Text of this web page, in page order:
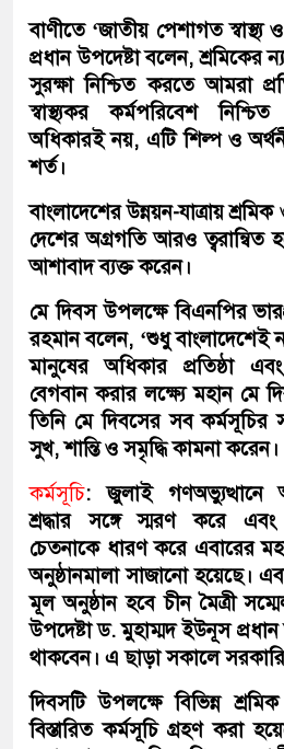
বাণীতে ‘জাতীয় পেশাগত
প্রধান উপদেষ্টা বলেন, শ্রমিকের
সুরক্ষা নিশ্চিত করতে আমরা
স্বাস্থ্যকর কর্মপরিবেশ
অধিকারই নয়, এটি শিল্প ও
শর্ত।
বাংলাদেশের উন্নয়ন-যাত্রায়
দেশের অগ্রগতি আরও ত্বরান্বিত
আশাবাদ ব্যক্ত করেন।
মে দিবস উপলক্ষে বিএনপির
রহমান বলেন, ‘শুধু বাংলাদেশেই
মানুষের অধিকার প্রতিষ্ঠা
বেগবান করার লক্ষ্যে মহান মে
তিনি মে দিবসের সব কর্মসূচির
সুখ, শান্তি ও সমৃদ্ধি কামনা করেন।
কর্মসূচি: জুলাই গণঅভ্যুত্থানে
শ্রদ্ধার সঙ্গে স্মরণ করে
চেতনাকে ধারণ করে এবারের
অনুষ্ঠানমালা সাজানো হয়েছে।
মূল অনুষ্ঠান হবে চীন মৈত্রী
উপদেষ্টা ড. মুহাম্মদ ইউনূস
থাকবেন। এ ছাড়া সকালে
দিবসটি উপলক্ষে বিভিন্ন
বিস্তারিত কর্মসূচি গ্রহণ করা